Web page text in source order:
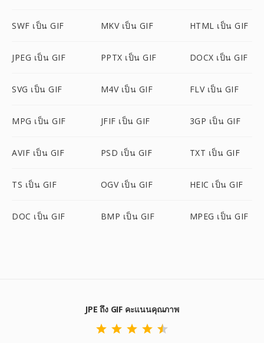
SWF เป็น GIF MKV เป็น GIF HTML เป็น GIF
JPEG เป็น GIF PPTX เป็น GIF DOCX เป็น GIF
SVG เป็น GIF M4V เป็น GIF FLV เป็น GIF
MPG เป็น GIF JFIF เป็น GIF 3GP เป็น GIF
AVIF เป็น GIF PSD เป็น GIF TXT เป็น GIF
TS เป็น GIF OGV เป็น GIF HEIC เป็น GIF
DOC เป็น GIF BMP เป็น GIF MPEG เป็น GIF
JPE ถึง GIF คะแนนคุณภาพ